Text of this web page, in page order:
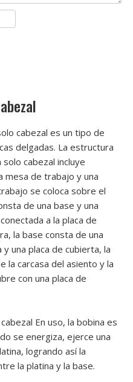
cabezal es un tipo de
delgadas. La estructura
cabezal incluye
mesa de trabajo y una
se coloca sobre el
de una base y una
a la placa de
la base consta de una
una placa de cubierta, la
la carcasa del asiento y la
con una placa de
En uso, la bobina es
se energiza, ejerce una
logrando así la
la platina y la base.